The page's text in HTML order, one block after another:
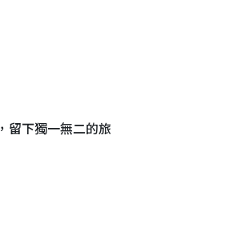
，留下獨一無二的旅